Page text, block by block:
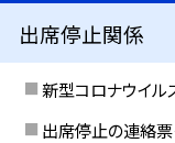
出席停止関係
新型コロナウイ
出席停止の連絡